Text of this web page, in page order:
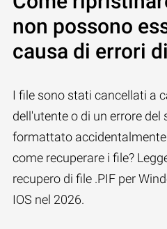
non possono
causa di errori
I file sono stati cancellati a
dell'utente o di un errore del
formattato
come recuperare i file?
recupero di file .PIF per
IOS nel 2026.